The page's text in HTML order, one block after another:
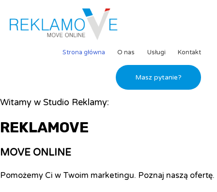
Strona główna O nas Usługi Kontakt
Masz pytanie?
Witamy w Studio Reklamy:
REKLAMOVE
MOVE ONLINE
Pomożemy Ci w Twoim marketingu. Poznaj naszą ofertę.